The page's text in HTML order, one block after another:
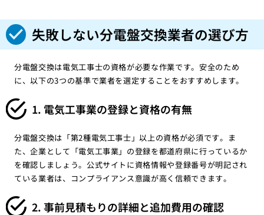
失敗しない分電盤交換業者の選び方
分電盤交換は電気工事士の資格が必要な作業です。安全のため
に、以下の3つの基準で業者を選定することをおすすめします。
1. 電気工事業の登録と資格の有無
分電盤交換は「第2種電気工事士」以上の資格が必須です。ま
た、企業として「電気工事業」の登録を都道府県に行っているか
を確認しましょう。公式サイトに資格情報や登録番号が明記され
ている業者は、コンプライアンス意識が高く信頼できます。
2. 事前見積もりの詳細と追加費用の確認